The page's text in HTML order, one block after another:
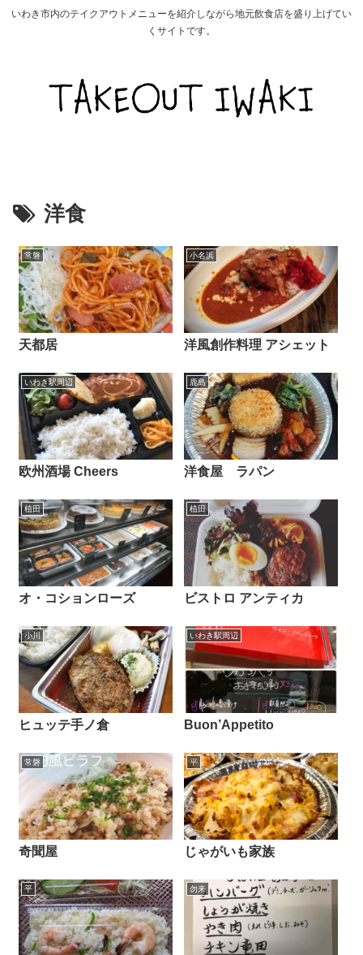
いわき市内のテイクアウトメニューを紹介しながら地元飲食店を盛り上げてい
くサイトです。
洋食
常磐
天都居
小名浜
洋風創作料理 アシェット
いわき駅周辺
欧州酒場 Cheers
鹿島
洋食屋 ラパン
植田
オ・コションローズ
植田
ビストロ アンティカ
小川
ヒュッテ手ノ倉
いわき駅周辺
Buon’Appetito
常磐
奇聞屋
平
じゃがいも家族
平 勿来